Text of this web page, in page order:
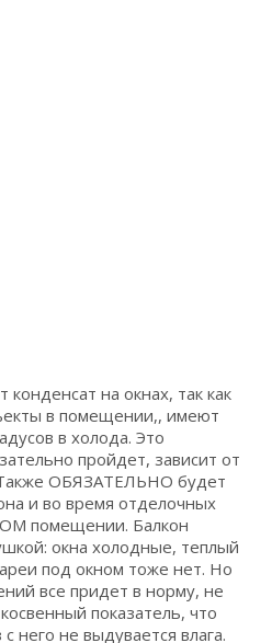
конденсат на окнах, так как
в помещении,, имеют
в холода. Это
пройдет, зависит от
ОБЯЗАТЕЛЬНО будет
и во время отделочных
помещении. Балкон
окна холодные, теплый
под окном тоже нет. Но
все придет в норму, не
показатель, что
него не выдувается влага.